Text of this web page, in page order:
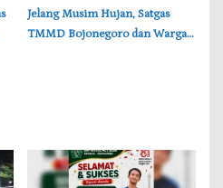
‎Jelang Musim Hujan, Satgas
TMMD Bojonegoro dan Warga